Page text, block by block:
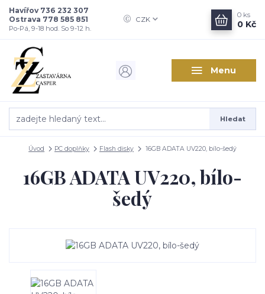
Menu
CZK
Hledat
Havířov 736 232 307
Ostrava 778 585 851
Po-Pá, 9-18 hod. So 9-12 h.
0 ks
0 Kč
Úvod PC doplňky Flash disky 16GB ADATA UV220, bílo-šedý
16GB ADATA UV220, bílo-
šedý